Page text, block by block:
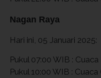
Nagan Raya
Hari ini, 05 Januari 2025:
Pukul 07:00 WIB :
Pukul 10:00 WIB :